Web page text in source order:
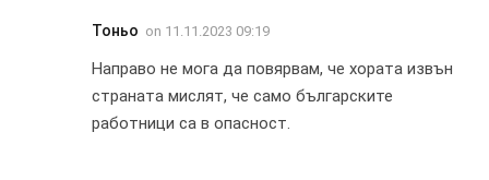
Тоньо on 11.11.2023 09:19
Направо не мога да повярвам, че хората извън
страната мислят, че само българските
работници са в опасност.